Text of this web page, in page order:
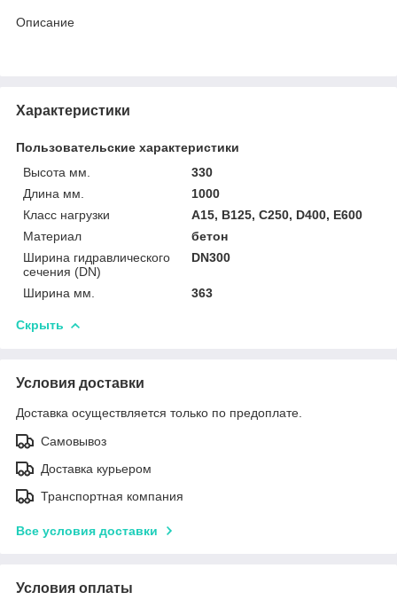
Описание
Характеристики
Пользовательские характеристики
Высота мм.
330
Длина мм.
1000
Класс нагрузки
A15, B125, C250, D400, E600
Материал
бетон
Ширина гидравлического
сечения (DN)
DN300
Ширина мм. 363
Скрыть
Условия доставки
Доставка осуществляется только по предоплате.
Самовывоз
Доставка курьером
Транспортная компания
Все условия доставки
Условия оплаты